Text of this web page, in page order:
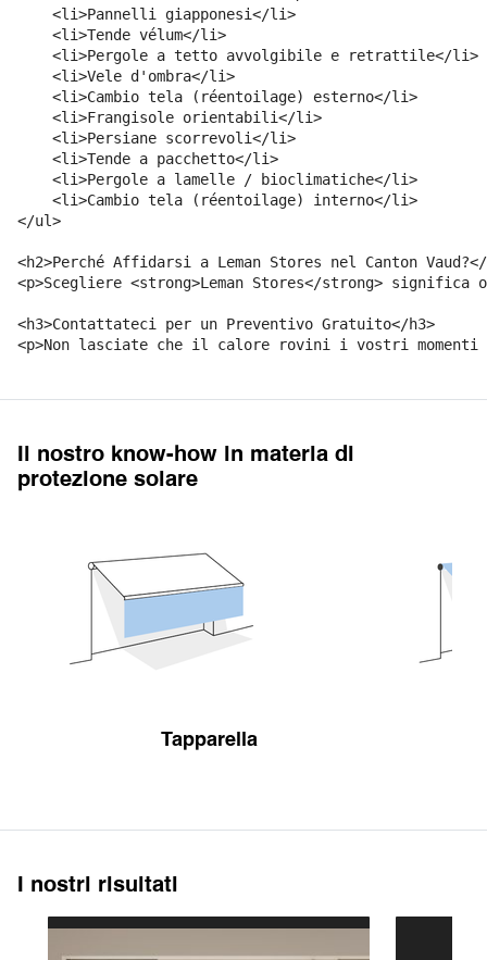
    <li>Pannelli giapponesi</li>
    <li>Tende vélum</li>
    <li>Pergole a tetto avvolgibile e retrattile</li>
    <li>Vele d'ombra</li>
    <li>Cambio tela (réentoilage) esterno</li>
    <li>Frangisole orientabili</li>
    <li>Persiane scorrevoli</li>
    <li>Tende a pacchetto</li>
    <li>Pergole a lamelle / bioclimatiche</li>
    <li>Cambio tela (réentoilage) interno</li>
</ul>
<h2>Perché Affidarsi a Leman Stores nel Canton Vaud?</
<p>Scegliere <strong>Leman Stores</strong>
<h3>Contattateci per un Preventivo Gratuito</h3>
Il nostro know-how in materia di
protezione solare
Tapparella
I nostri risultati